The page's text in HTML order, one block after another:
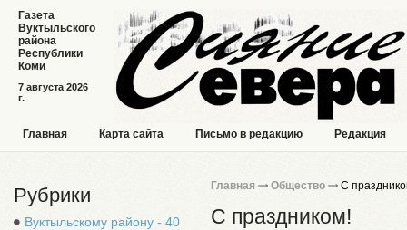
7 августа 2026
г.
Газета
Вуктыльского
района
Республики
Коми
Главная Карта сайта Письмо в редакцию Редакция
Рубрики
Вуктыльскому району - 40
Главная Общество С
С праздником!